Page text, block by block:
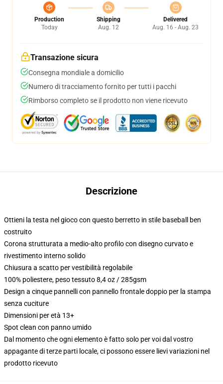
Production
Today
Shipping
Aug. 12
Delivered
Aug. 16 - Aug. 23
Transazione sicura
Consegna mondiale a domicilio
Numero di tracciamento fornito per tutti i pacchi
Rimborso completo se il prodotto non viene ricevuto
Descrizione
Ottieni la testa nel gioco con questo berretto in stile baseball ben
costruito
Corona strutturata a medio-alto profilo con disegno curvato e
rivestimento interno solido
Chiusura a scatto per vestibilità regolabile
100% poliestere, peso tessuto 8,4 oz / 285gsm
Design a cinque pannelli con pannello frontale doppio per la stampa
senza cuciture
Dimensioni per età 13+
Spot clean con panno umido
Dal momento che ogni elemento è fatto solo per voi dal vostro
appagante di terze parti locale, ci possono essere lievi variazioni nel
prodotto ricevuto